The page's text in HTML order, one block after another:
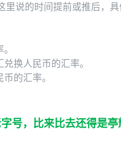
说的时间提前或推后，具
换人民币的汇率。
的汇率。
号，比来比去还得是